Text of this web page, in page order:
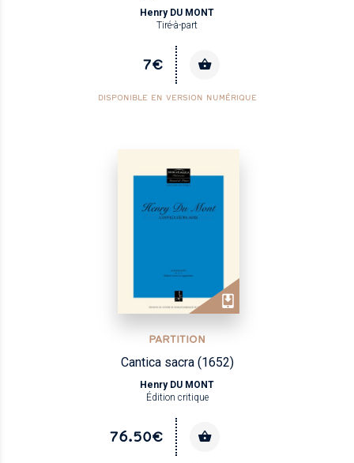
Henry DU MONT
Tiré-à-part
7€
DISPONIBLE EN VERSION NUMÉRIQUE
PARTITION
Cantica sacra (1652)
Henry DU MONT
Édition critique
76.50€